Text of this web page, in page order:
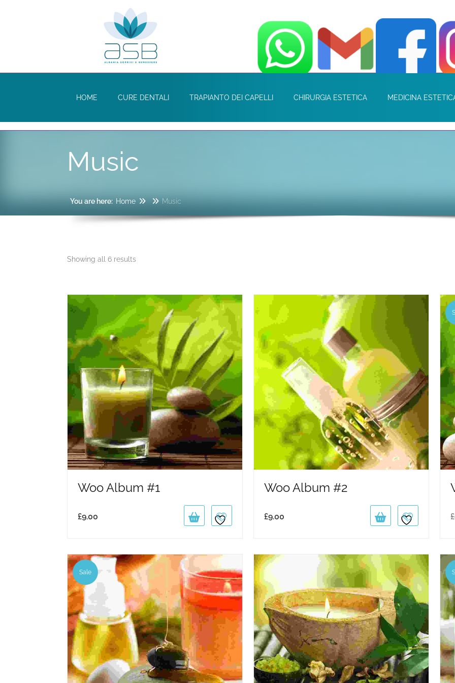
HOME CURE DENTALI TRAPIANTO DEI CAPELLI CHIRURGIA ESTETICA MEDICINA
Music
You are here: Home Music
Showing all 6 results
Woo Album #1
£9.00
Woo Album #2
£9.00 £
Sale